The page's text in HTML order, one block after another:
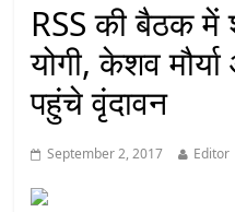
RSS की बैठक में
योगी, केशव
पहुंचे वृंदावन
September 2, 2017 Editor